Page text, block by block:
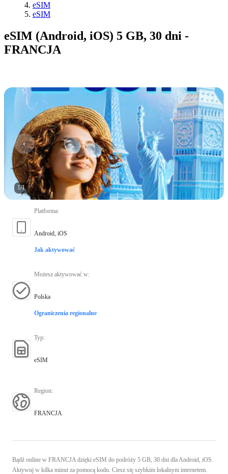
eSIM
eSIM
eSIM (Android, iOS) 5 GB, 30 dni -
FRANCJA
1/1
Platforma:
Android, iOS
Jak aktywować
Możesz aktywować w:
Polska
Ograniczenia regionalne
Typ:
eSIM
Region:
FRANCJA
Bądź online w FRANCJA dzięki eSIM do podróży 5 GB, 30 dni dla Android, iOS.
Aktywuj w kilka minut za pomocą kodu. Ciesz się szybkim lokalnym internetem.